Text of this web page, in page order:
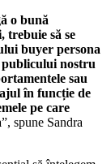
o bună
trebuie să se
buyer persona
nostru
sau
în funcție de
pe care
”, spune Sandra